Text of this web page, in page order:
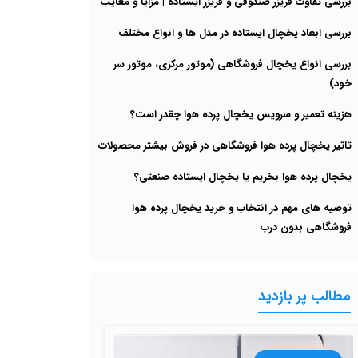
بررسی ابعاد یخچال ایستاده در مدل ها و انواع مختلف
بررسی انواع یخچال فروشگاهی (موتور مرکزی، موتور سر
خود)
هزینه تعمیر و سرویس یخچال پرده هوا چقدر است؟
تاثیر یخچال پرده هوا فروشگاهی در فروش بیشتر محصولات
یخچال پرده هوا بخریم یا یخچال ایستاده صنعتی؟
توصیه های مهم در انتخاب و خرید یخچال پرده هوا
فروشگاهی بدون درب
مطالب پر بازدید